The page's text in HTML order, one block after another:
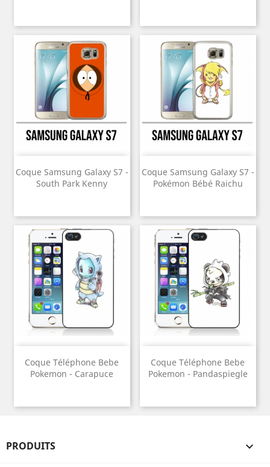
Coque Samsung Galaxy S7 -
South Park Kenny
Coque Samsung Galaxy S7 -
Pokémon Bébé Raichu
Coque Téléphone Bebe
Pokemon - Carapuce
Coque Téléphone Bebe
Pokemon - Pandaspiegle
PRODUITS 